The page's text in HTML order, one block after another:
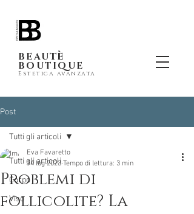
BEAUtè
BOUTIQUE
Estetica avanzata
Post
Tutti gli articoli
Corpo
Viso
Tutti gli articoli
Problemi di
follicolite? La
Eva Favaretto
14 lug 2023 Tempo di lettura: 3 min